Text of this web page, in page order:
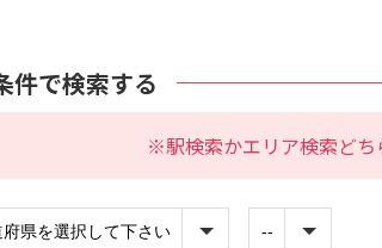
件で検索する
※駅検索かエリア検索どち